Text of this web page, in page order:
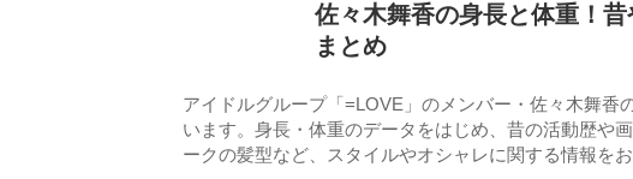
佐々木舞香の身長と体重！
まとめ
アイドルグループ「=LOVE」のメンバー・佐々木舞香
います。身長・体重のデータをはじめ、昔の活動歴や
ークの髪型など、スタイルやオシャレに関する情報をお